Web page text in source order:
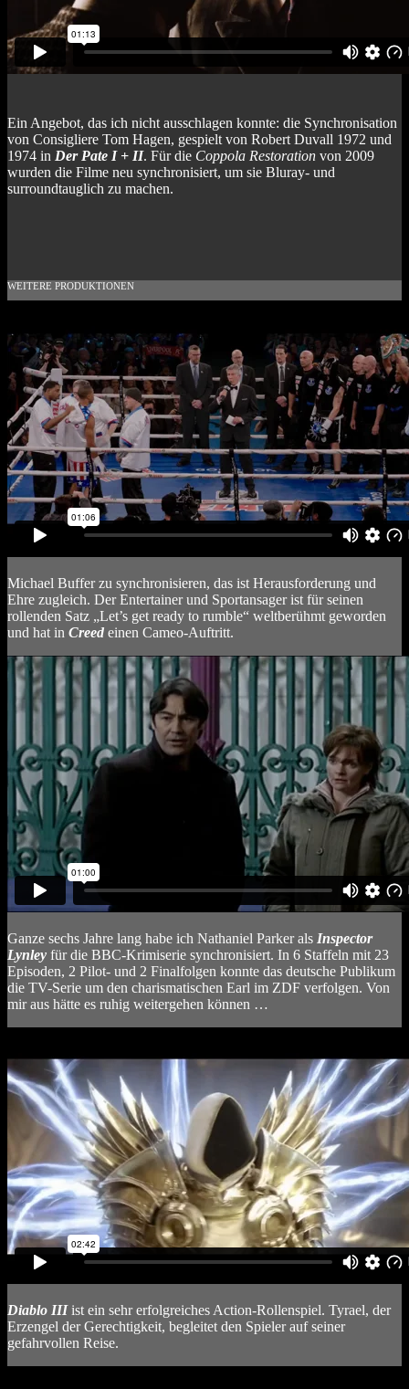
Ein Angebot, das ich nicht ausschlagen konnte: die Synchronisation
von Consigliere Tom Hagen, gespielt von Robert Duvall 1972 und
1974 in Der Pate I + II. Für die Coppola Restoration von 2009
wurden die Filme neu synchronisiert, um sie Bluray- und
surroundtauglich zu machen.
WEITERE PRODUKTIONEN
Michael Buffer zu synchronisieren, das ist Herausforderung und
Ehre zugleich. Der Entertainer und Sportansager ist für seinen
rollenden Satz „Let’s get ready to rumble“ weltberühmt geworden
und hat in Creed einen Cameo-Auftritt.
Ganze sechs Jahre lang habe ich Nathaniel Parker als Inspector
Lynley für die BBC-Krimiserie synchronisiert. In 6 Staffeln mit 23
Episoden, 2 Pilot- und 2 Finalfolgen konnte das deutsche Publikum
die TV-Serie um den charismatischen Earl im ZDF verfolgen. Von
mir aus hätte es ruhig weitergehen können …
Diablo IIIist ein sehr erfolgreiches Action-Rollenspiel. Tyrael, der
Erzengel der Gerechtigkeit, begleitet den Spieler auf seiner
gefahrvollen Reise.